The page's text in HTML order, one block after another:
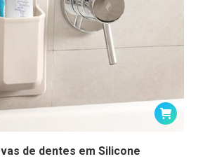
de dentes em Silicone